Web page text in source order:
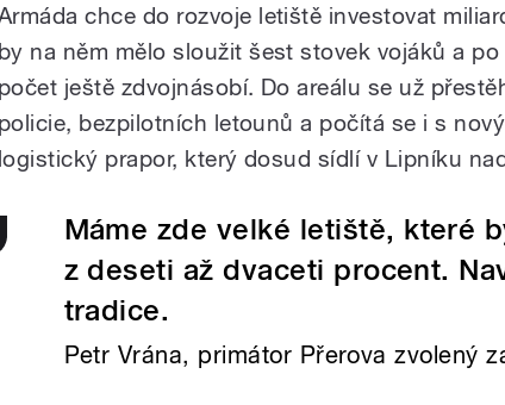
chce do rozvoje letiště investovat
by na něm mělo sloužit šest stovek vojáků a
počet ještě zdvojnásobí. Do areálu se už
policie, bezpilotních letounů a počítá se i s
logistický prapor, který dosud sídlí v Lipníku
Máme zde velké letiště, které
z deseti až dvaceti procent.
tradice.
Petr Vrána, primátor Přerova zvolený